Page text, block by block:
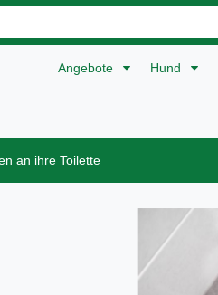
Angebote Hund
an ihre Toilette